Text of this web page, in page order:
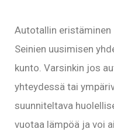
Autotallin eristäminen
Seinien uusimisen
kunto. Varsinkin jos
yhteydessä tai
suunniteltava
vuotaa lämpöä ja voi